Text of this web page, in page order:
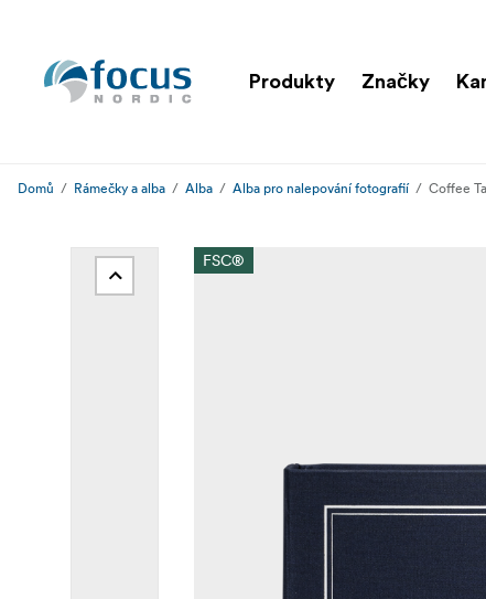
Produkty Značky
Domů Rámečky a alba Alba Alba pro nalepování fotografií Coffee
FSC®